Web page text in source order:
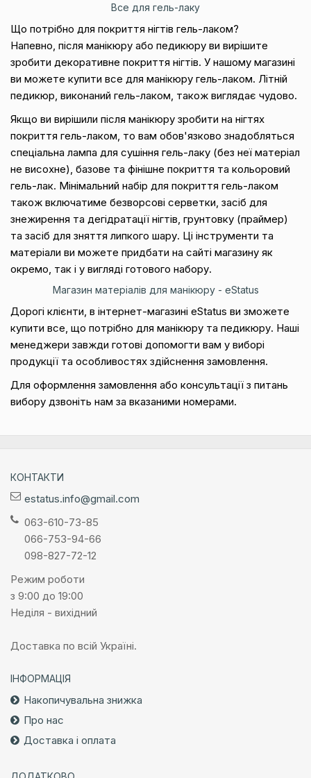
Все для гель-лаку
Що потрібно для покриття нігтів гель-лаком?
Напевно, після манікюру або педикюру ви вирішите
зробити декоративне покриття нігтів. У нашому магазині
ви можете купити все для манікюру гель-лаком. Літній
педикюр, виконаний гель-лаком, також виглядає чудово.
Якщо ви вирішили після манікюру зробити на нігтях
покриття гель-лаком, то вам обов'язково знадобляться
спеціальна лампа для сушіння гель-лаку (без неї матеріал
не висохне), базове та фінішне покриття та кольоровий
гель-лак. Мінімальний набір для покриття гель-лаком
також включатиме безворсові серветки, засіб для
знежирення та дегідратації нігтів, грунтовку (праймер)
та засіб для зняття липкого шару. Ці інструменти та
матеріали ви можете придбати на сайті магазину як
окремо, так і у вигляді готового набору.
Магазин матеріалів для манікюру - eStatus
Дорогі клієнти, в інтернет-магазині eStatus ви зможете
купити все, що потрібно для манікюру та педикюру. Наші
менеджери завжди готові допомогти вам у виборі
продукції та особливостях здійснення замовлення.
Для оформлення замовлення або консультації з питань
вибору дзвоніть нам за вказаними номерами.
КОНТАКТИ
estatus.info@gmail.com
063-610-73-85
066-753-94-66
098-827-72-12
Режим роботи
з 9:00 до 19:00
Неділя - вихідний
Доставка по всій Україні.
ІНФОРМАЦІЯ
Накопичувальна знижка
Про нас
Доставка і оплата